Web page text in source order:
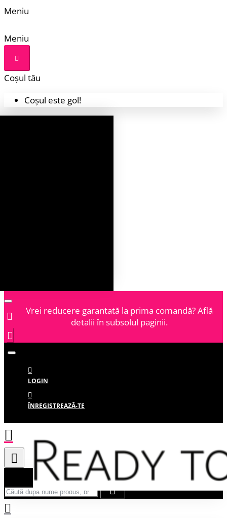
Meniu
Meniu
Coșul tău
Coșul este gol!
Vrei reducere garantată la prima comandă? Află
detalii în subsolul paginii.
LOGIN
ÎNREGISTREAZĂ-TE
Căută după nume produs, brand...